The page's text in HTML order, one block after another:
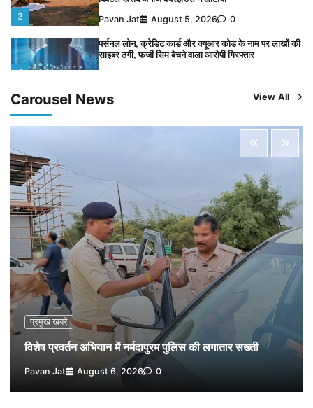
पर्सनल लोन, क्रेडिट कार्ड और क्यूआर कोड के नाम पर लाखों की
साइबर ठगी, फर्जी सिम बेचने वाला आरोपी गिरफ्तार
विशेष प्रवर्तन अभियान में नर्मदापुरम पुलिस की सख्त कार्रवाई
विशेष प्रवर्तन अभियान में नर्मदापुरम पुलिस की लगातार सख्ती
Pavan Jat August 6, 2026 0
2
वेयरहाउस कॉरपोरेशन के जिला प्रबंधक पर केस दर्ज, फरार;
क्लर्क को मिली कमान, ‘चाबी के खेल’ पर फिर उठे सवाल
Pavan Jat 0
नपा सहकारी समिति में 25 लाख से अधिक का गेहूं सड़ा, 5,700
क्विंटल खराब अनाज वेयरहाउस ने लौटाया
Pavan Jat August 5, 2026 0
4
पर्सनल लोन, क्रेडिट कार्ड और क्यूआर कोड के नाम पर लाखों की
साइबर ठगी, फर्जी सिम बेचने वाला आरोपी गिरफ्तार
Pavan Jat August 5, 2026
5
विशेष प्रवर्तन अभियान में नर्मदापुरम पुलिस की सख्त कार्रवाई
Pavan Jat August 5, 2026
Carousel News View All
प्रमुख खबरें
विशेष प्रवर्तन अभियान में नर्मदापुरम पुलिस की लगातार सख्ती
Pavan Jat August 6, 2026 0